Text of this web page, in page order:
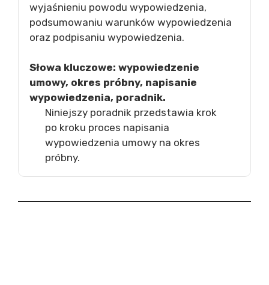
wyjaśnieniu powodu wypowiedzenia,
podsumowaniu warunków wypowiedzenia
oraz podpisaniu wypowiedzenia.
Słowa kluczowe: wypowiedzenie
umowy, okres próbny, napisanie
wypowiedzenia, poradnik.
Niniejszy poradnik przedstawia krok
po kroku proces napisania
wypowiedzenia umowy na okres
próbny.